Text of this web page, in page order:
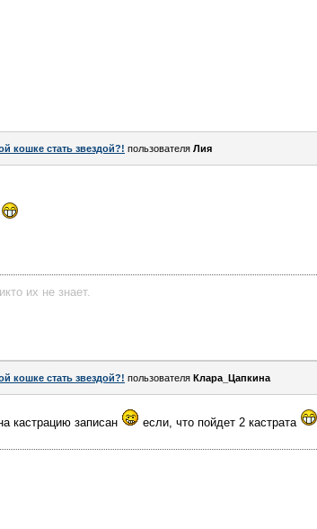
кошке стать звездой?! пользователя Лия
их не знает.
кошке стать звездой?! пользователя Клара_Цапкина
кастрацию записан если, что пойдет 2 кастрата